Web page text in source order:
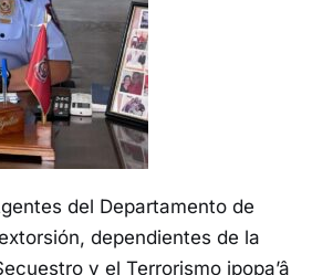
del Departamento de
dependientes de la
y el Terrorismo ipopa’â